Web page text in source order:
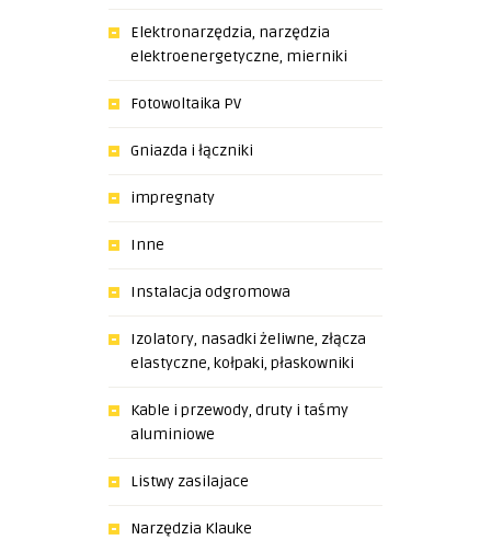
Elektronarzędzia, narzędzia
elektroenergetyczne, mierniki
Fotowoltaika PV
Gniazda i łączniki
impregnaty
Inne
Instalacja odgromowa
Izolatory, nasadki żeliwne, złącza
elastyczne, kołpaki, płaskowniki
Kable i przewody, druty i taśmy
aluminiowe
Listwy zasilajace
Narzędzia Klauke